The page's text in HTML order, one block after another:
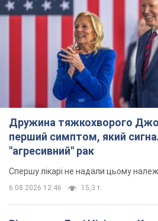
Дружина тяжкохворого
перший симптом, який
"агресивний" рак
Спершу лікарі не надали цьому
6.08.2026 12:46 15,3 т.